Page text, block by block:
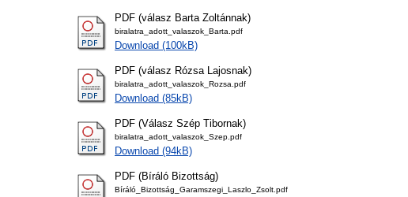
PDF (válasz Barta Zoltánnak)
biralatra_adott_valaszok_Barta.pdf
Download (100kB)
PDF (válasz Rózsa Lajosnak)
biralatra_adott_valaszok_Rozsa.pdf
Download (85kB)
PDF (Válasz Szép Tibornak)
biralatra_adott_valaszok_Szep.pdf
Download (94kB)
PDF (Bíráló Bizottság)
Bíráló_Bizottság_Garamszegi_Laszlo_Zsolt.pdf